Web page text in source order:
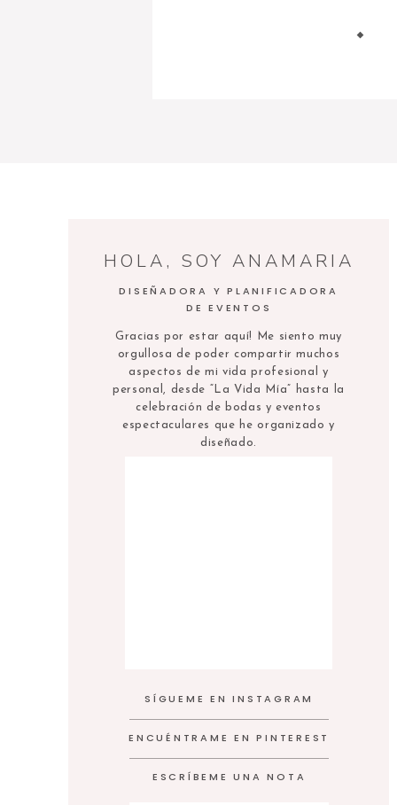
HOLA, SOY ANAMARIA
DISEÑADORA Y PLANIFICADORA
DE EVENTOS
Gracias por estar aquí! Me siento muy
orgullosa de poder compartir muchos
aspectos de mi vida profesional y
personal, desde “La Vida Mía” hasta la
celebración de bodas y eventos
espectaculares que he organizado y
diseñado.
SÍGUEME EN INSTAGRAM
ENCUÉNTRAME EN PINTEREST
ESCRÍBEME UNA NOTA